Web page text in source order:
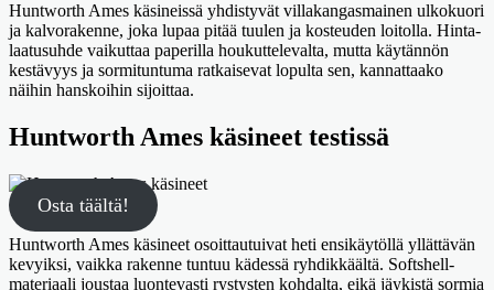
Huntworth Ames käsineissä yhdistyvät villakangasmainen ulkokuori
ja kalvorakenne, joka lupaa pitää tuulen ja kosteuden loitolla. Hinta-
laatusuhde vaikuttaa paperilla houkuttelevalta, mutta käytännön
kestävyys ja sormituntuma ratkaisevat lopulta sen, kannattaako
näihin hanskoihin sijoittaa.
Huntworth Ames käsineet testissä
Osta täältä!
Huntworth Ames käsineet osoittautuivat heti ensikäytöllä yllättävän
kevyiksi, vaikka rakenne tuntuu kädessä ryhdikkäältä. Softshell-
materiaali joustaa luontevasti rystysten kohdalta, eikä jäykistä sormia